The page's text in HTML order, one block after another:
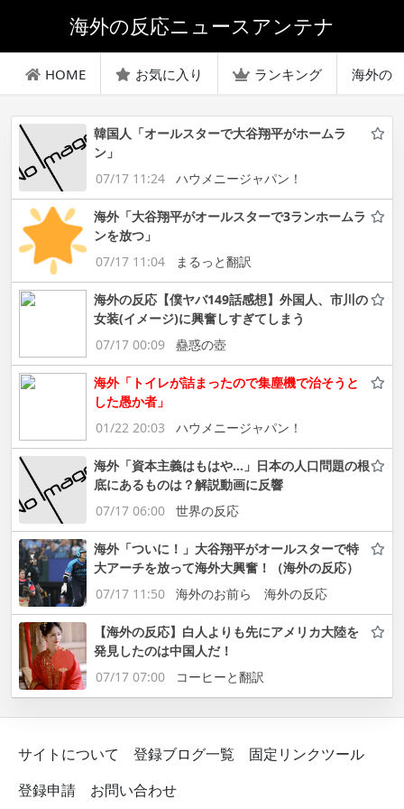
海外の反応ニュースアンテナ
HOME お気に入り ランキング 海外の
韓国人「オールスターで大谷翔平がホームラ
ン」
07/17 11:24
ハウメニージャパン！
海外「大谷翔平がオールスターで3ランホームラ
ンを放つ」
07/17 11:04
まるっと翻訳
海外の反応【僕ヤバ149話感想】外国人、市川の
女装(イメージ)に興奮しすぎてしまう
07/17 00:09
蠱惑の壺
海外「トイレが詰まったので集塵機で治そうと
した愚か者」
01/22 20:03
ハウメニージャパン！
海外「資本主義はもはや…」日本の人口問題の根
底にあるものは？解説動画に反響
07/17 06:00
世界の反応
海外「ついに！」大谷翔平がオールスターで特
大アーチを放って海外大興奮！（海外の反応）
07/17 11:50
海外のお前ら 海外の反応
【海外の反応】白人よりも先にアメリカ大陸を
発見したのは中国人だ！
07/17 07:00
コーヒーと翻訳
サイトについて 登録ブログ一覧
固定リンクツール
登録申請
お問い合わせ